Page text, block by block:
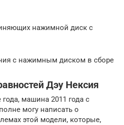
нажимной диск с
с нажимным диском в сборе
Дэу Нексия
машина 2011 года с
могу написать о
этой модели, которые,